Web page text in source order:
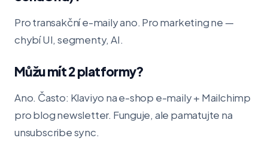
Pro transakční e-maily ano. Pro marketing ne —
chybí UI, segmenty, AI.
Můžu mít 2 platformy?
Ano. Často: Klaviyo na e-shop e-maily + Mailchimp
pro blog newsletter. Funguje, ale pamatujte na
unsubscribe sync.